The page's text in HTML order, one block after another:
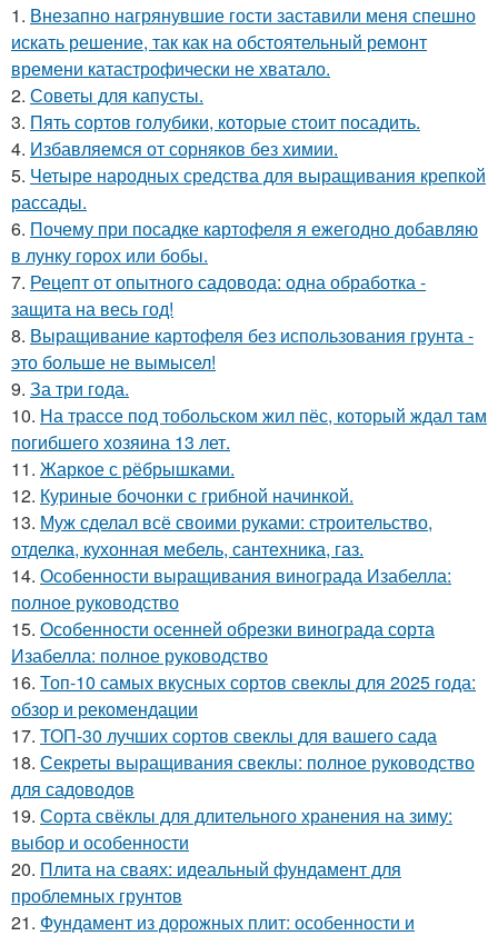
1. Внезапно нагрянувшие гости заставили меня спешно
искать решение, так как на обстоятельный ремонт
времени катастрофически не хватало.
2. Советы для капусты.
3. Пять сортов голубики, которые стоит посадить.
4. Избавляемся от сорняков без химии.
5. Четыре народных средства для выращивания крепкой
рассады.
6. Почему при посадке картофеля я ежегодно добавляю
в лунку горох или бобы.
7. Рецепт от опытного садовода: одна обработка -
защита на весь год!
8. Выращивание картофеля без использования грунта -
это больше не вымысел!
9. За три года.
10. На трассе под тобольском жил пёс, который ждал там
погибшего хозяина 13 лет.
11. Жаркое с рёбрышками.
12. Куриные бочонки с грибной начинкой.
13. Муж сделал всё своими руками: строительство,
отделка, кухонная мебель, сантехника, газ.
14. Особенности выращивания винограда Изабелла:
полное руководство
15. Особенности осенней обрезки винограда сорта
Изабелла: полное руководство
16. Топ-10 самых вкусных сортов свеклы для 2025 года:
обзор и рекомендации
17. ТОП-30 лучших сортов свеклы для вашего сада
18. Секреты выращивания свеклы: полное руководство
для садоводов
19. Сорта свёклы для длительного хранения на зиму:
выбор и особенности
20. Плита на сваях: идеальный фундамент для
проблемных грунтов
21. Фундамент из дорожных плит: особенности и